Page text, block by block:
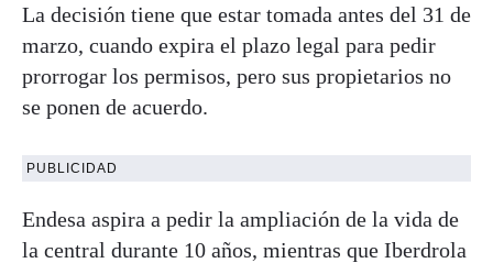
La decisión tiene que estar tomada antes del 31 de
marzo, cuando expira el plazo legal para pedir
prorrogar los permisos, pero sus propietarios no
se ponen de acuerdo.
PUBLICIDAD
Endesa aspira a pedir la ampliación de la vida de
la central durante 10 años, mientras que Iberdrola